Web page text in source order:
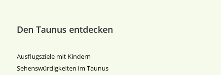
Den Taunus entdecken
Ausflugsziele mit Kindern
Sehenswürdigkeiten im Taunus